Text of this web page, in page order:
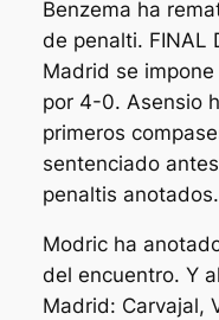
Benzema ha
de penalti. FINAL
Madrid se
por 4-0. Asensio
primeros
sentenciado
penaltis anotados.
Modric ha
del encuentro. Y
Madrid: Carvajal,